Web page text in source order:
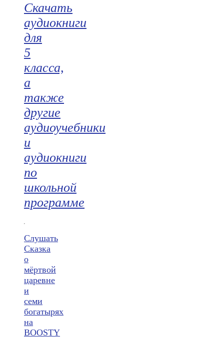
Скачать
аудиокниги
для
5
класса,
а
также
другие
аудиоучебники
и
аудиокниги
по
школьной
программе
Слушать
Сказка
о
мёртвой
царевне
и
семи
богатырях
на
BOOSTY